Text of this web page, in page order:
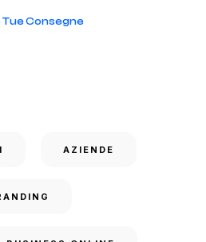
Consegne
AZIENDE